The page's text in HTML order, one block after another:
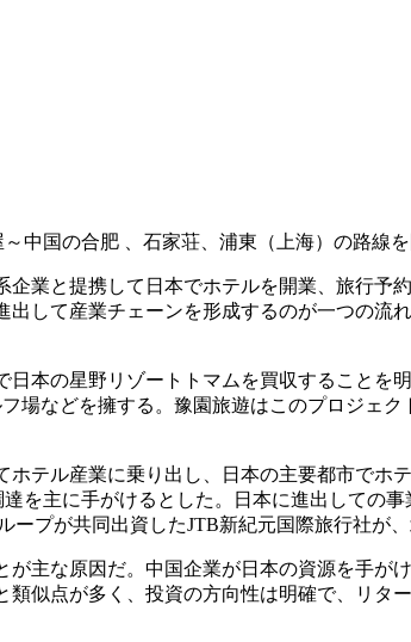
中国の合肥 、石家荘、浦東（上海）の路線
業と提携して日本でホテルを開業、旅行
して産業チェーンを形成するのが一つの流
日本の星野リゾートトマムを買収すること
場などを擁する。豫園旅遊はこのプロジェ
テル産業に乗り出し、日本の主要都市でホ
を主に手がけるとした。日本に進出しての
プが共同出資したJTB新紀元国際旅行社が
主な原因だ。中国企業が日本の資源を手が
似点が多く、投資の方向性は明確で、リタ